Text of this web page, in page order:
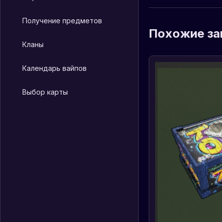
Получение предметов
Кланы
Календарь вайпов
Выбор карты
Похожие